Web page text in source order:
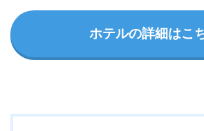
ホテルの詳細はこ